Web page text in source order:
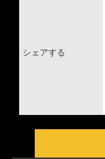
シェアする